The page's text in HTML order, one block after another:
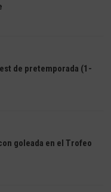
de pretemporada (1-
goleada en el Trofeo